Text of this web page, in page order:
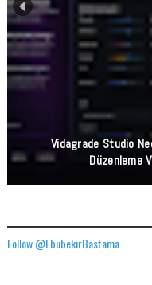
Vidagrade Studio
Düzenleme
Follow @EbubekirBastama